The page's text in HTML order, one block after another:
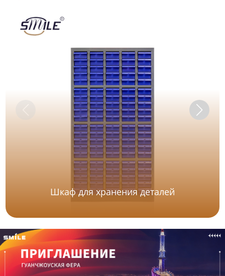
Шкаф для хранения деталей